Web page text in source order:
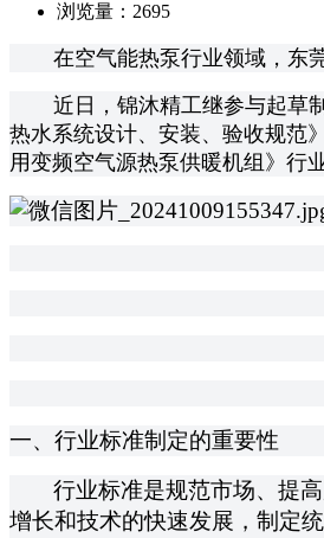
浏览量：2695
在空气能热泵行业领域，东
近日，锦沐精工继参与起草
热水系统设计、安装、验收规范
用变频空气源热泵供暖机组》行
一、行业标准制定的重要性
行业标准是规范市场、提
增长和技术的快速发展，制定